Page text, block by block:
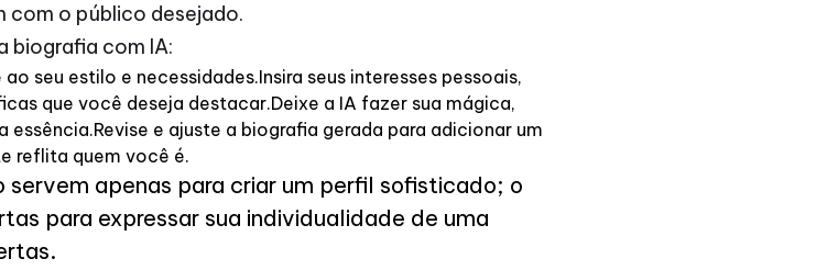
com o público desejado.
biografia com IA:
seu estilo e necessidades.Insira seus interesses pessoais,
que você deseja destacar.Deixe a IA fazer sua mágica,
e ajuste a biografia gerada para adicionar um
reflita quem você é.
apenas para criar um perfil sofisticado; o
para expressar sua individualidade de uma